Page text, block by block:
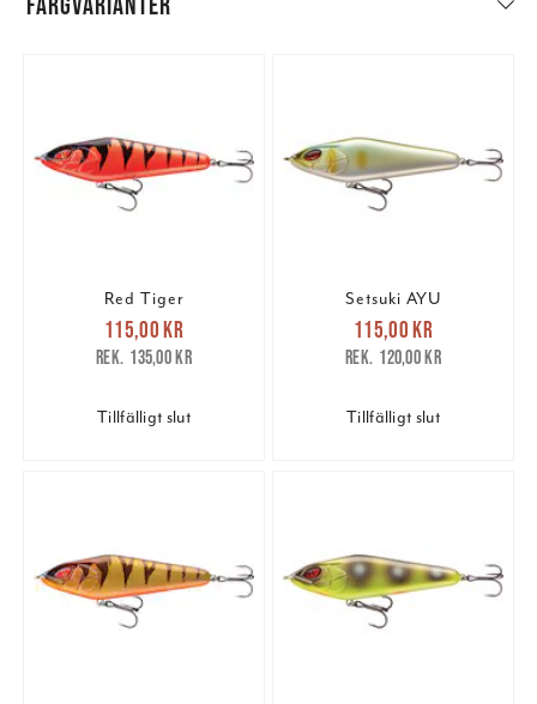
Red Tiger
Nuvarande pris
115,00 krTidigare pris
135,00 kr
115,00 kr
135,00 kr
Tillfälligt slut
Setsuki AYU
Nuvarande pris
115,00 krTidigare pris
120,00 kr
115,00 kr
120,00 kr
Tillfälligt slut